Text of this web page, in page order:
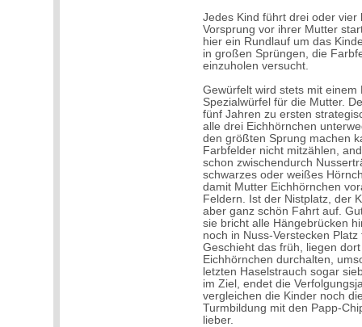
Jedes Kind führt drei oder
Vorsprung vor ihrer Mutter
hier ein Rundlauf um das
in großen Sprüngen, die
einzuholen versucht.
Gewürfelt wird stets mit
Spezialwürfel für die Mutter.
fünf Jahren zu ersten
alle drei Eichhörnchen
den größten Sprung machen
Farbfelder nicht mitzählen,
schon zwischendurch
schwarzes oder weißes
damit Mutter Eichhörnchen
Feldern. Ist der Nistplatz, der
aber ganz schön Fahrt auf.
sie bricht alle Hängebrücken
noch in Nuss-Verstecken
Geschieht das früh, liegen
Eichhörnchen durchalten,
letzten Haselstrauch sogar
im Ziel, endet die
vergleichen die Kinder noch
Turmbildung mit den Papp-
lieber.